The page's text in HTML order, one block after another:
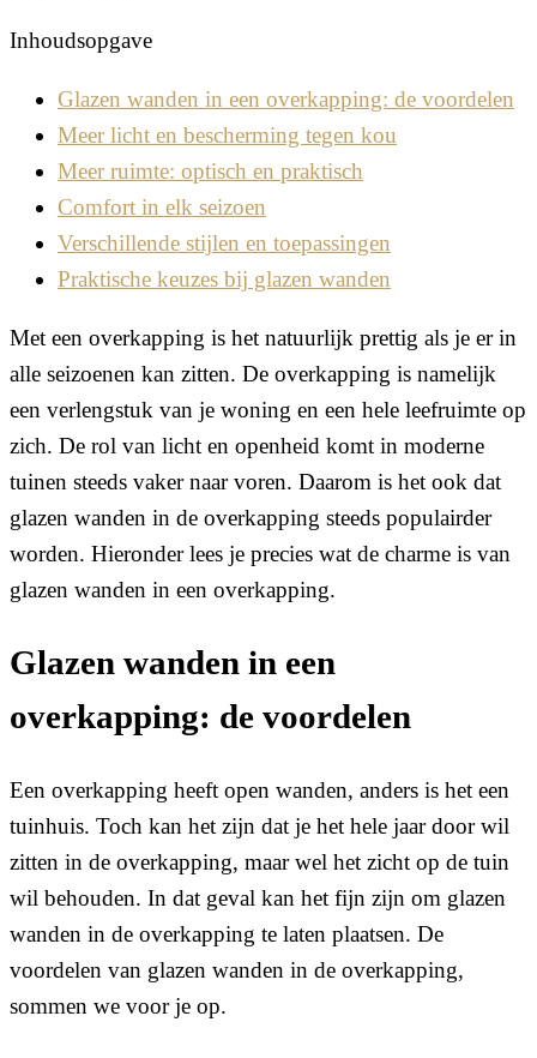
Inhoudsopgave
Glazen wanden in een overkapping: de voordelen
Meer licht en bescherming tegen kou
Meer ruimte: optisch en praktisch
Comfort in elk seizoen
Verschillende stijlen en toepassingen
Praktische keuzes bij glazen wanden
Met een overkapping is het natuurlijk prettig als je er in
alle seizoenen kan zitten. De overkapping is namelijk
een verlengstuk van je woning en een hele leefruimte op
zich. De rol van licht en openheid komt in moderne
tuinen steeds vaker naar voren. Daarom is het ook dat
glazen wanden in de overkapping steeds populairder
worden. Hieronder lees je precies wat de charme is van
glazen wanden in een overkapping.
Glazen wanden in een
overkapping: de voordelen
Een overkapping heeft open wanden, anders is het een
tuinhuis. Toch kan het zijn dat je het hele jaar door wil
zitten in de overkapping, maar wel het zicht op de tuin
wil behouden. In dat geval kan het fijn zijn om glazen
wanden in de overkapping te laten plaatsen. De
voordelen van glazen wanden in de overkapping,
sommen we voor je op.